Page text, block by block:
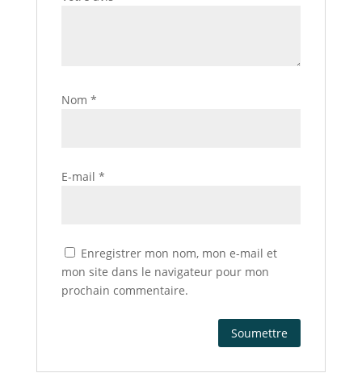
Nom *
E-mail *
Enregistrer mon nom, mon e-mail et
mon site dans le navigateur pour mon
prochain commentaire.